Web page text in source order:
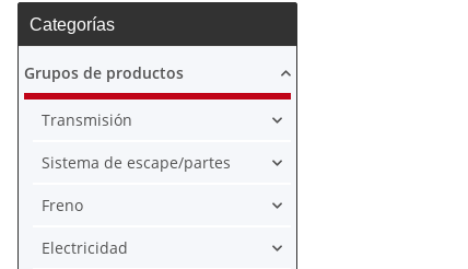
Categorías
Grupos de productos
Transmisión
Sistema de escape/partes
Freno
Electricidad